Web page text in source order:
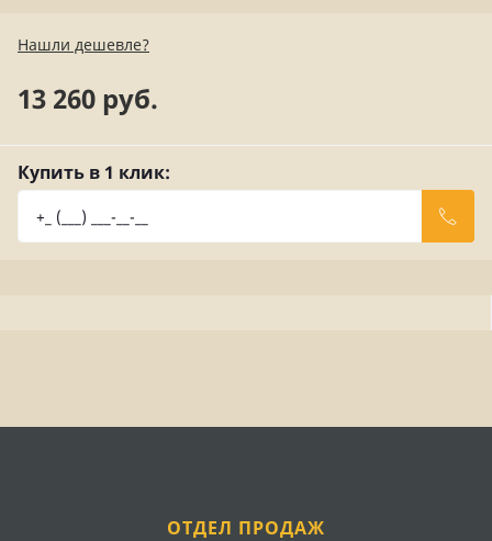
Нашли дешевле?
13 260 руб.
Купить в 1 клик:
ОТДЕЛ ПРОДАЖ